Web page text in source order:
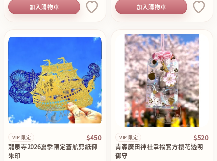
加入購物車 加入購物車
VIP 限定 $450
龍泉寺2026夏季限定蒼航剪紙御
朱印
VIP 限定 $520
青森廣田神社幸福實方櫻花透明
御守